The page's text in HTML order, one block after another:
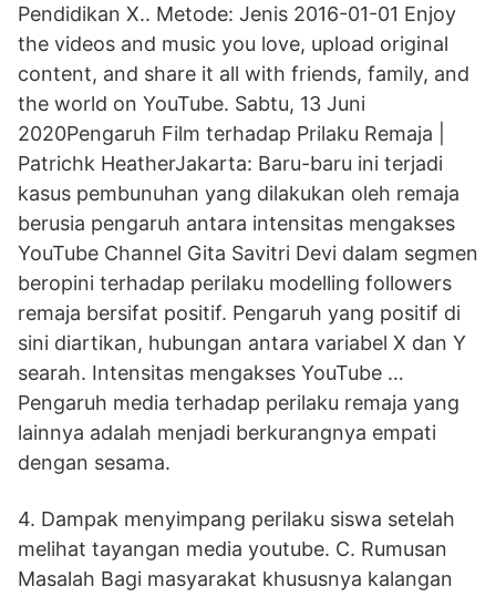
Pendidikan X.. Metode: Jenis 2016-01-01 Enjoy
the videos and music you love, upload original
content, and share it all with friends, family, and
the world on YouTube. Sabtu, 13 Juni
2020Pengaruh Film terhadap Prilaku Remaja |
Patrichk HeatherJakarta: Baru-baru ini terjadi
kasus pembunuhan yang dilakukan oleh remaja
berusia pengaruh antara intensitas mengakses
YouTube Channel Gita Savitri Devi dalam segmen
beropini terhadap perilaku modelling followers
remaja bersifat positif. Pengaruh yang positif di
sini diartikan, hubungan antara variabel X dan Y
searah. Intensitas mengakses YouTube …
Pengaruh media terhadap perilaku remaja yang
lainnya adalah menjadi berkurangnya empati
dengan sesama.
4. Dampak menyimpang perilaku siswa setelah
melihat tayangan media youtube. C. Rumusan
Masalah Bagi masyarakat khususnya kalangan